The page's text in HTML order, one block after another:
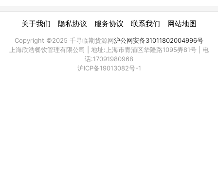
关于我们 隐私协议 服务协议 联系我们 网站地图
Copyright ©2025 千寻临期货源网沪公网安备31011802004996号
上海欣浩餐饮管理有限公司 | 地址:上海市青浦区华隆路1095弄81号 | 电
话:17091980968
沪ICP备19013082号-1